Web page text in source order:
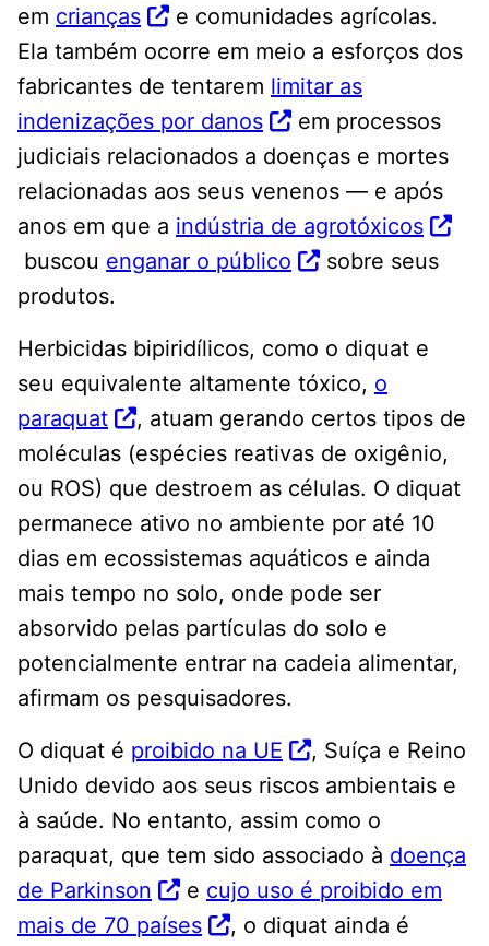
em crianças
e comunidades agrícolas.
Ela também ocorre em meio a esforços dos
fabricantes de tentarem limitar as
indenizações por danos
em processos
judiciais relacionados a doenças e mortes
relacionadas aos seus venenos — e após
anos em que a indústria de agrotóxicos
buscou enganar o público
sobre seus
produtos.
Herbicidas bipiridílicos, como o diquat e
seu equivalente altamente tóxico, o
paraquat
, atuam gerando certos tipos de
moléculas (espécies reativas de oxigênio,
ou ROS) que destroem as células. O diquat
permanece ativo no ambiente por até 10
dias em ecossistemas aquáticos e ainda
mais tempo no solo, onde pode ser
absorvido pelas partículas do solo e
potencialmente entrar na cadeia alimentar,
afirmam os pesquisadores.
O diquat é proibido na UE
, Suíça e Reino
Unido devido aos seus riscos ambientais e
à saúde. No entanto, assim como o
paraquat, que tem sido associado à doença
de Parkinson
e cujo uso é proibido em
mais de 70 países
, o diquat ainda é